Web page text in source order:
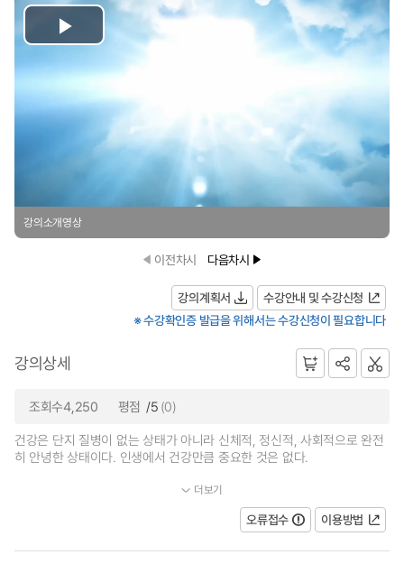
Play
강의소개영상
이전차시 다음차시
강의계획서
수강안내 및 수강신청
※ 수강확인증 발급을 위해서는 수강신청이 필요합니다
강의상세
조회수4,250 평점 /5 (0)
건강은 단지 질병이 없는 상태가 아니라 신체적, 정신적, 사회적으로 완전
히 안녕한 상태이다. 인생에서 건강만큼 중요한 것은 없다.
질병을 예방하는 것뿐만 아니라 건강한 삶을 영위하기 위해서는 규칙적...
더보기
오류접수 이용방법